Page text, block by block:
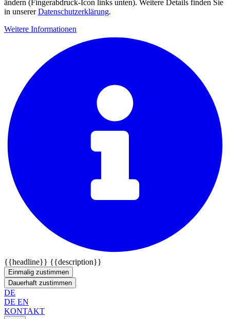
ändern (Fingerabdruck-Icon links unten). Weitere Details finden Sie
in unsererDatenschutzerklärung.
Weitere Informationen
{{headline}} {{description}}
Einmalig zustimmen
Dauerhaft zustimmen
DE
DE EN
KONTAKT